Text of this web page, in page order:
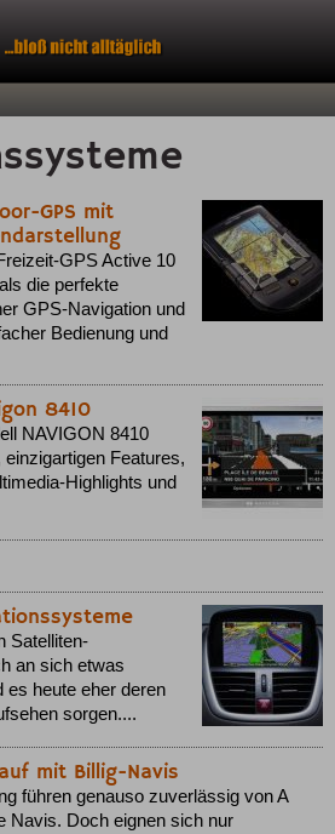
GPS mit
GPS Active 10
die perfekte
GPS-Navigation und
Bedienung und
8410
NAVIGON 8410
Features,
Highlights und
Satelliten-
an sich etwas
es heute eher deren
sorgen....
mit Billig-Navis
führen genauso zuverlässig von A
Navis. Doch eignen sich nur